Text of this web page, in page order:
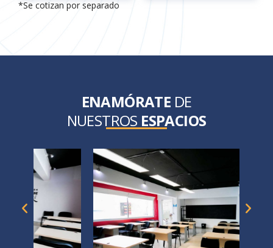
*Se cotizan por separado
ENAMÓRATE DE
NUESTROS ESPACIOS